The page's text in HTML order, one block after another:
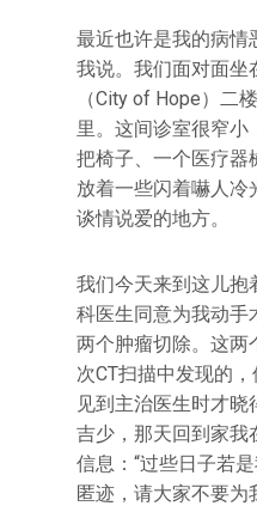
最近也许是我的病情
我说。我们面对面坐
（City of Hope）二
里。这间诊室很窄小
把椅子、一个医疗
放着一些闪着嚇人冷
谈情说爱的地方。
我们今天来到这儿抱
科医生同意为我动手
两个肿瘤切除。这两
次CT扫描中发现的
见到主治医生时才
吉少，那天回到家我
信息：‌‌“过些日子若
匿迹，请大家不要为